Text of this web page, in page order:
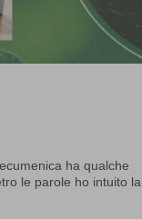
ha qualche
le parole ho intuito la